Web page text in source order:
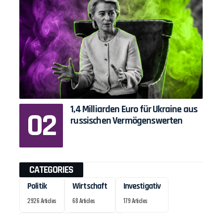
1,4 Milliarden Euro für Ukraine aus
russischen Vermögenswerten
CATEGORIES
Politik
2926 Articles
Wirtschaft
68 Articles
Investigativ
179 Articles